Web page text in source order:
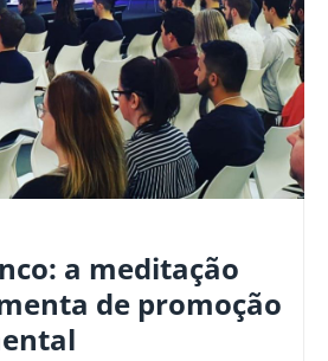
a meditação
de promoção